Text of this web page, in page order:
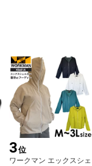
3位
ワークマン エックスシェ